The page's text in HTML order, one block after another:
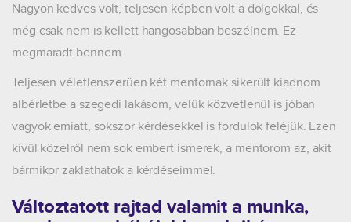
Nagyon kedves volt, teljesen képben volt a dolgokkal, és
még csak nem is kellett hangosabban beszélnem. Ez
megmaradt bennem.
Teljesen véletlenszerűen két mentornak sikerült kiadnom
albérletbe a szegedi lakásom, velük közvetlenül is jóban
vagyok emiatt, sokszor kérdésekkel is fordulok feléjük. Ezen
kívül közelről nem sok embert ismerek, a mentorom az, akit
bármikor zaklathatok a kérdéseimmel.
Változtatott rajtad valamit a munka,